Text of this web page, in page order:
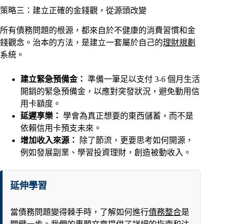
策略三：建立正確的金錢觀，從源頭改變
所有債務問題的根源，都來自於不健康的消費習慣和金
錢觀念。治本的方法，是建立一套屬於自己的理財規劃
系統。
建立緊急預備金： 準備一筆足以支付 3-6 個月生活
開銷的緊急預備金，以應對突發狀況，避免動用信
用卡額度。
延遲享樂： 學會為真正想要的東西儲蓄，而不是
依賴信用卡預支未來。
增加收入來源：
除了節流，更要思考如何開源，
例如發展副業、學習投資理財，創造被動收入。
延伸學習
當債務問題變得棘手時，了解如何進行債務整合是